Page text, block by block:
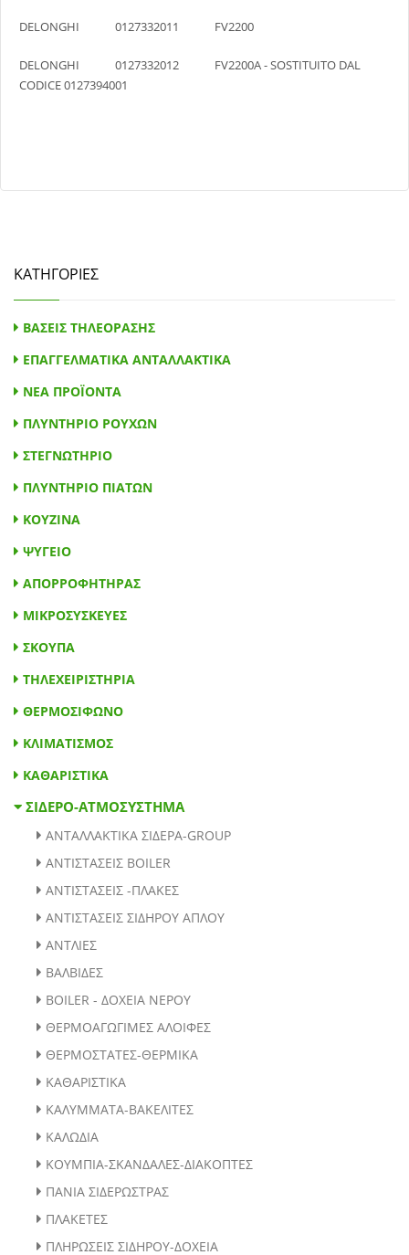
DELONGHI 0127332011 FV2200
DELONGHI 0127332012 FV2200A - SOSTITUITO DAL
CODICE 0127394001
ΚΑΤΗΓΟΡΙΕΣ
ΒΑΣΕΙΣ ΤΗΛΕΟΡΑΣΗΣ
ΕΠΑΓΓΕΛΜΑΤΙΚΑ ΑΝΤΑΛΛΑΚΤΙΚΑ
ΝΕΑ ΠΡΟΪΟΝΤΑ
ΠΛΥΝΤΗΡΙΟ ΡΟΥΧΩΝ
ΣΤΕΓΝΩΤΗΡΙΟ
ΠΛΥΝΤΗΡΙΟ ΠΙΑΤΩΝ
ΚΟΥΖΙΝΑ
ΨΥΓΕΙΟ
ΑΠΟΡΡΟΦΗΤΗΡΑΣ
ΜΙΚΡΟΣΥΣΚΕΥΕΣ
ΣΚΟΥΠΑ
ΤΗΛΕΧΕΙΡΙΣΤΗΡΙΑ
ΘΕΡΜΟΣΙΦΩΝΟ
ΚΛΙΜΑΤΙΣΜΟΣ
ΚΑΘΑΡΙΣΤΙΚΑ
ΑΝΤΑΛΛΑΚΤΙΚΑ ΣΙΔΕΡΑ-GROUP
ΑΝΤΙΣΤΑΣΕΙΣ BOILER
ΑΝΤΙΣΤΑΣΕΙΣ -ΠΛΑΚΕΣ
ΑΝΤΙΣΤΑΣΕΙΣ ΣΙΔΗΡΟΥ ΑΠΛΟΥ
ΑΝΤΛΙΕΣ
ΒΑΛΒΙΔΕΣ
BOILER - ΔΟΧΕΙΑ ΝΕΡΟΥ
ΘΕΡΜΟΑΓΩΓΙΜΕΣ ΑΛΟΙΦΕΣ
ΘΕΡΜΟΣΤΑΤΕΣ-ΘΕΡΜΙΚΑ
ΚΑΘΑΡΙΣΤΙΚΑ
ΚΑΛΥΜΜΑΤΑ-ΒΑΚΕΛΙΤΕΣ
ΚΑΛΩΔΙΑ
ΚΟΥΜΠΙΑ-ΣΚΑΝΔΑΛΕΣ-ΔΙΑΚΟΠΤΕΣ
ΠΑΝΙΑ ΣΙΔΕΡΩΣΤΡΑΣ
ΠΛΑΚΕΤΕΣ
ΠΛΗΡΩΣΕΙΣ ΣΙΔΗΡΟΥ-ΔΟΧΕΙΑ